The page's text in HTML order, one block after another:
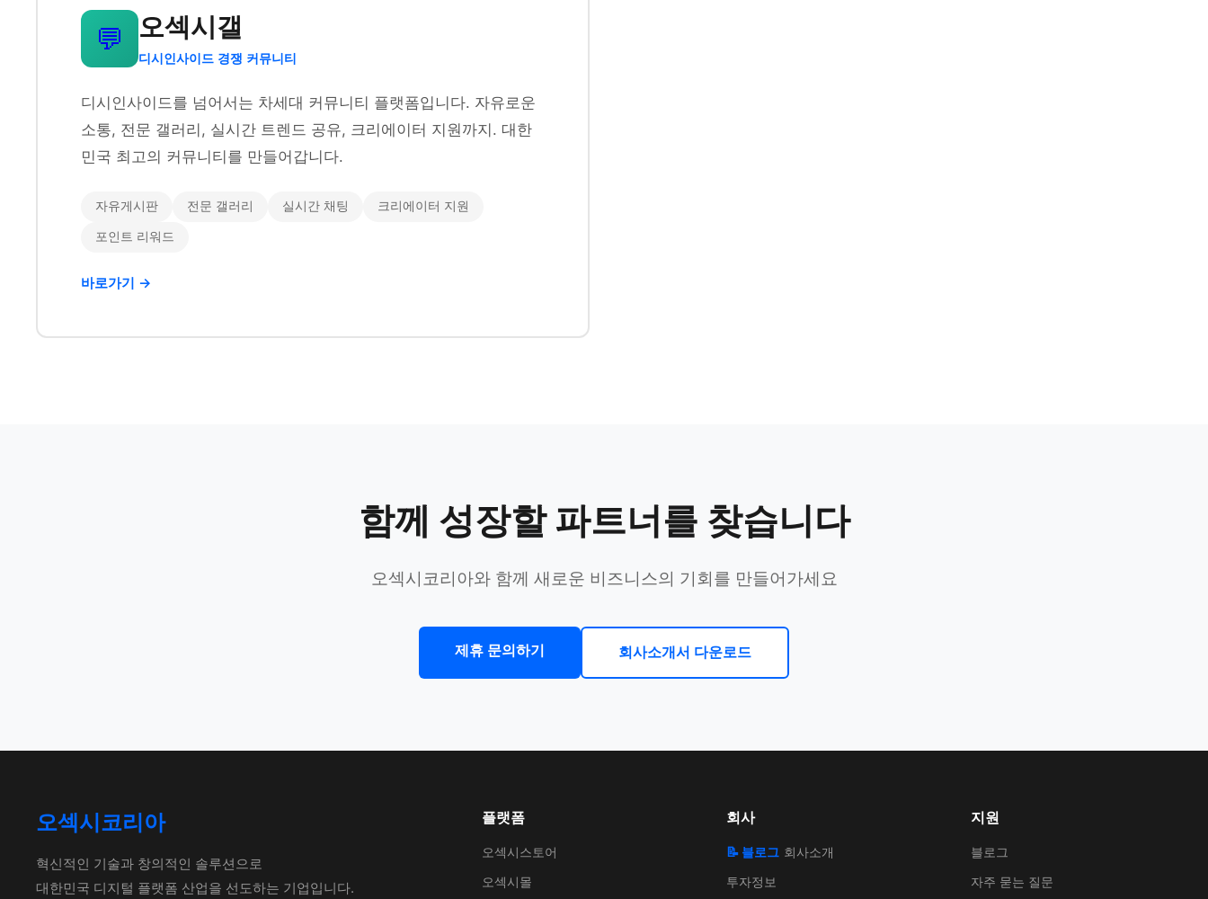
💬 오섹시갤
디시인사이드 경쟁 커뮤니티
디시인사이드를 넘어서는 차세대 커뮤니티 플랫폼입니다. 자유로운
소통, 전문 갤러리, 실시간 트렌드 공유, 크리에이터 지원까지. 대한
민국 최고의 커뮤니티를 만들어갑니다.
자유게시판 전문 갤러리 실시간 채팅 크리에이터 지원
포인트 리워드
바로가기 →
함께 성장할 파트너를 찾습니다
오섹시코리아와 함께 새로운 비즈니스의 기회를 만들어가세요
제휴 문의하기 회사소개서 다운로드
오섹시코리아
혁신적인 기술과 창의적인 솔루션으로
대한민국 디지털 플랫폼 산업을 선도하는 기업입니다.
플랫폼
오섹시스토어
오섹시몰
회사
📝 블로그 회사소개
투자정보
지원
블로그
자주 묻는 질문